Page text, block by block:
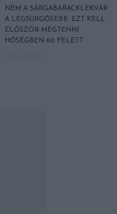
NEM A SÁRGABARACKLEKVÁR
A LEGSÜRGŐSEBB: EZT KELL
ELŐSZÖR MEGTENNI
HŐSÉGBEN 60 FELETT